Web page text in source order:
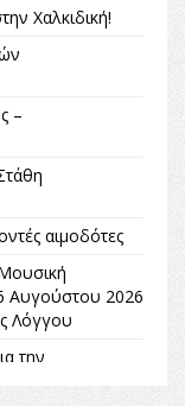
Χαλκιδική!
–
αιμοδότες
Αυγούστου 2026
Λόγγου
την
κορυφαίες